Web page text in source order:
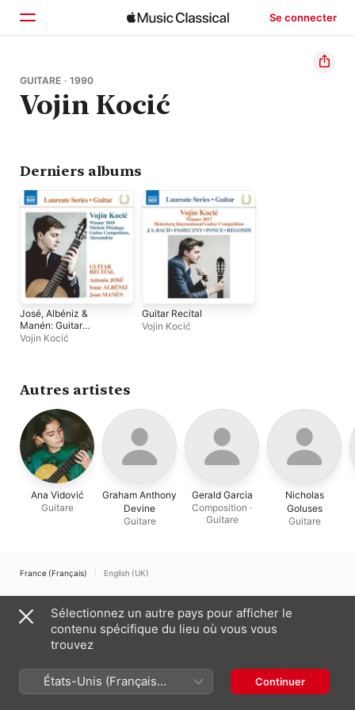
Se connecter
Accueil
Parcourir
GUITARE · 1990
Vojin Kocić
Derniers albums
José, Albéniz &
Manén: Guitar
Works
Vojin Kocić
Guitar Recital
Vojin Kocić
Autres artistes
Ana Vidović
Guitare
Graham Anthony
Devine
Guitare
Gerald Garcia
Composition ·
Guitare
Nicholas
Goluses
Guitare
France (Français) English (UK)
Conditions générales des services Internet
Apple Music et confidentialité
Avertissement concernant les cookies
Assistance Remarques
Sélectionnez un autre pays pour afficher le
contenu spécifique du lieu où vous vous
trouvez
États-Unis (Français
France)
Continuer